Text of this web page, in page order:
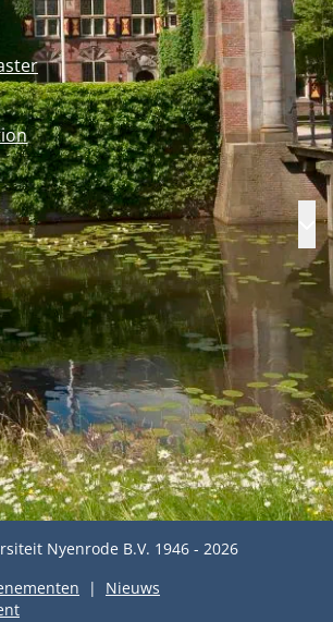
Nyenrode B.V. 1946 - 2026
Nieuws